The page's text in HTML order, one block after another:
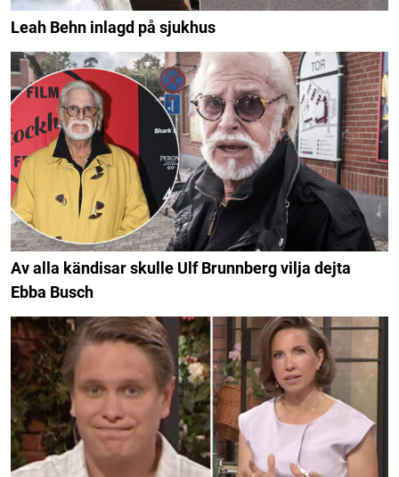
Leah Behn inlagd på sjukhus
Av alla kändisar skulle Ulf Brunnberg vilja dejta
Ebba Busch